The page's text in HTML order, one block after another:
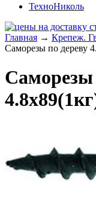
ТехноНиколь
Главная → Крепеж.
Саморезы по дереву
Саморезы